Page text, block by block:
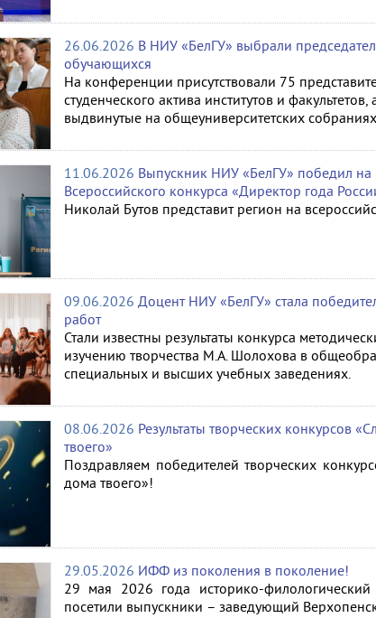
26.06.2026 В НИУ «БелГУ» выбрали
обучающихся
На конференции присутствовали 75
студенческого актива институтов и
выдвинутые на общеуниверситетских
11.06.2026 Выпускник НИУ «БелГУ» победил на
Всероссийского конкурса «Директор года
Николай Бутов представит регион на
09.06.2026 Доцент НИУ «БелГУ» стала
работ
Стали известны результаты конкурса
изучению творчества М.А. Шолохова в
специальных и высших учебных заведениях.
08.06.2026 Результаты творческих конкурсов
твоего»
Поздравляем победителей творческих
дома твоего»!
29.05.2026 ИФФ из поколения в поколение!
29 мая 2026 года историко-
посетили выпускники – заведующий